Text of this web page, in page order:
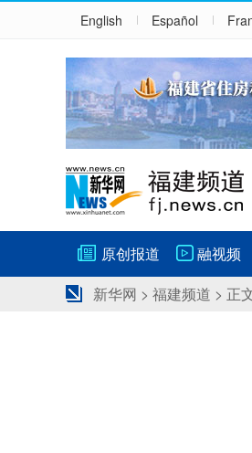
English Español
原创报道 融视频
新华网 > 福建频道 > 正